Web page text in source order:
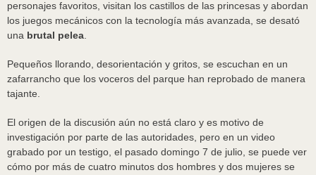
personajes favoritos, visitan los castillos de las princesas y abordan
los juegos mecánicos con la tecnología más avanzada, se desató
una brutal pelea
Pequeños llorando, desorientación y gritos, se escuchan en un
zafarrancho que los voceros del parque han reprobado de manera
tajante.
El origen de la discusión aún no está claro y es motivo de
investigación por parte de las autoridades, pero en un video
grabado por un testigo, el pasado domingo 7 de julio, se puede ver
cómo por más de cuatro minutos dos hombres y dos mujeres se